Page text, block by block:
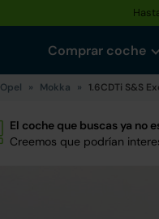
Comprar coche
Opel Mokka 1.6CDTi S&S
El coche que buscas ya no
Creemos que podrían